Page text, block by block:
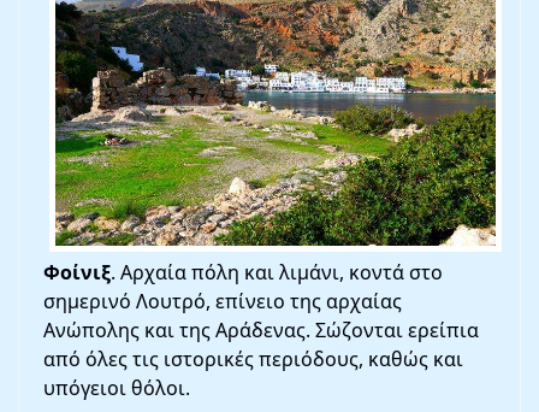
Φοίνιξ. Αρχαία πόλη και λιμάνι, κοντά στο
σημερινό Λουτρό, επίνειο της αρχαίας
Ανώπολης και της Αράδενας. Σώζονται ερείπια
από όλες τις ιστορικές περιόδους, καθώς και
υπόγειοι θόλοι.